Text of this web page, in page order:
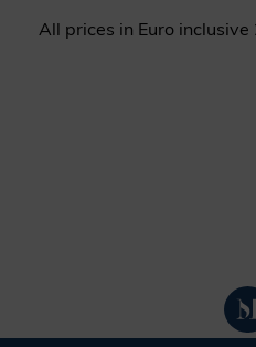
All prices in Euro inclusive